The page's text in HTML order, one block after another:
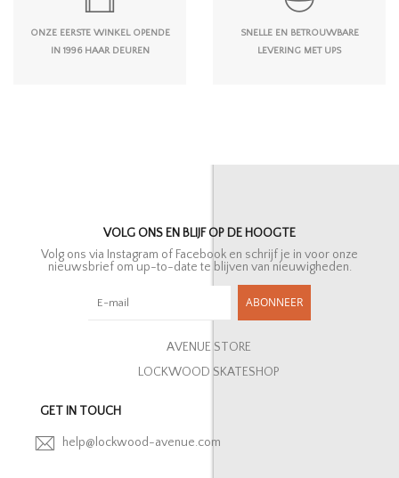
ONZE EERSTE WINKEL OPENDE
IN 1996 HAAR DEUREN
SNELLE EN BETROUWBARE
LEVERING MET UPS
VOLG ONS EN BLIJF OP DE HOOGTE
Volg ons via Instagram of Facebook en schrijf je in voor onze
nieuwsbrief om up-to-date te blijven van nieuwigheden.
ABONNEER
AVENUE STORE
LOCKWOOD SKATESHOP
GET IN TOUCH
help@lockwood-avenue.com